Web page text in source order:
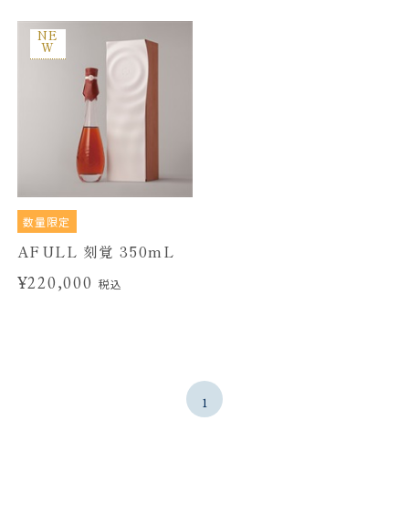
NE
W
数量限定
AFULL 刻覚 350mL
¥220,000 税込
1